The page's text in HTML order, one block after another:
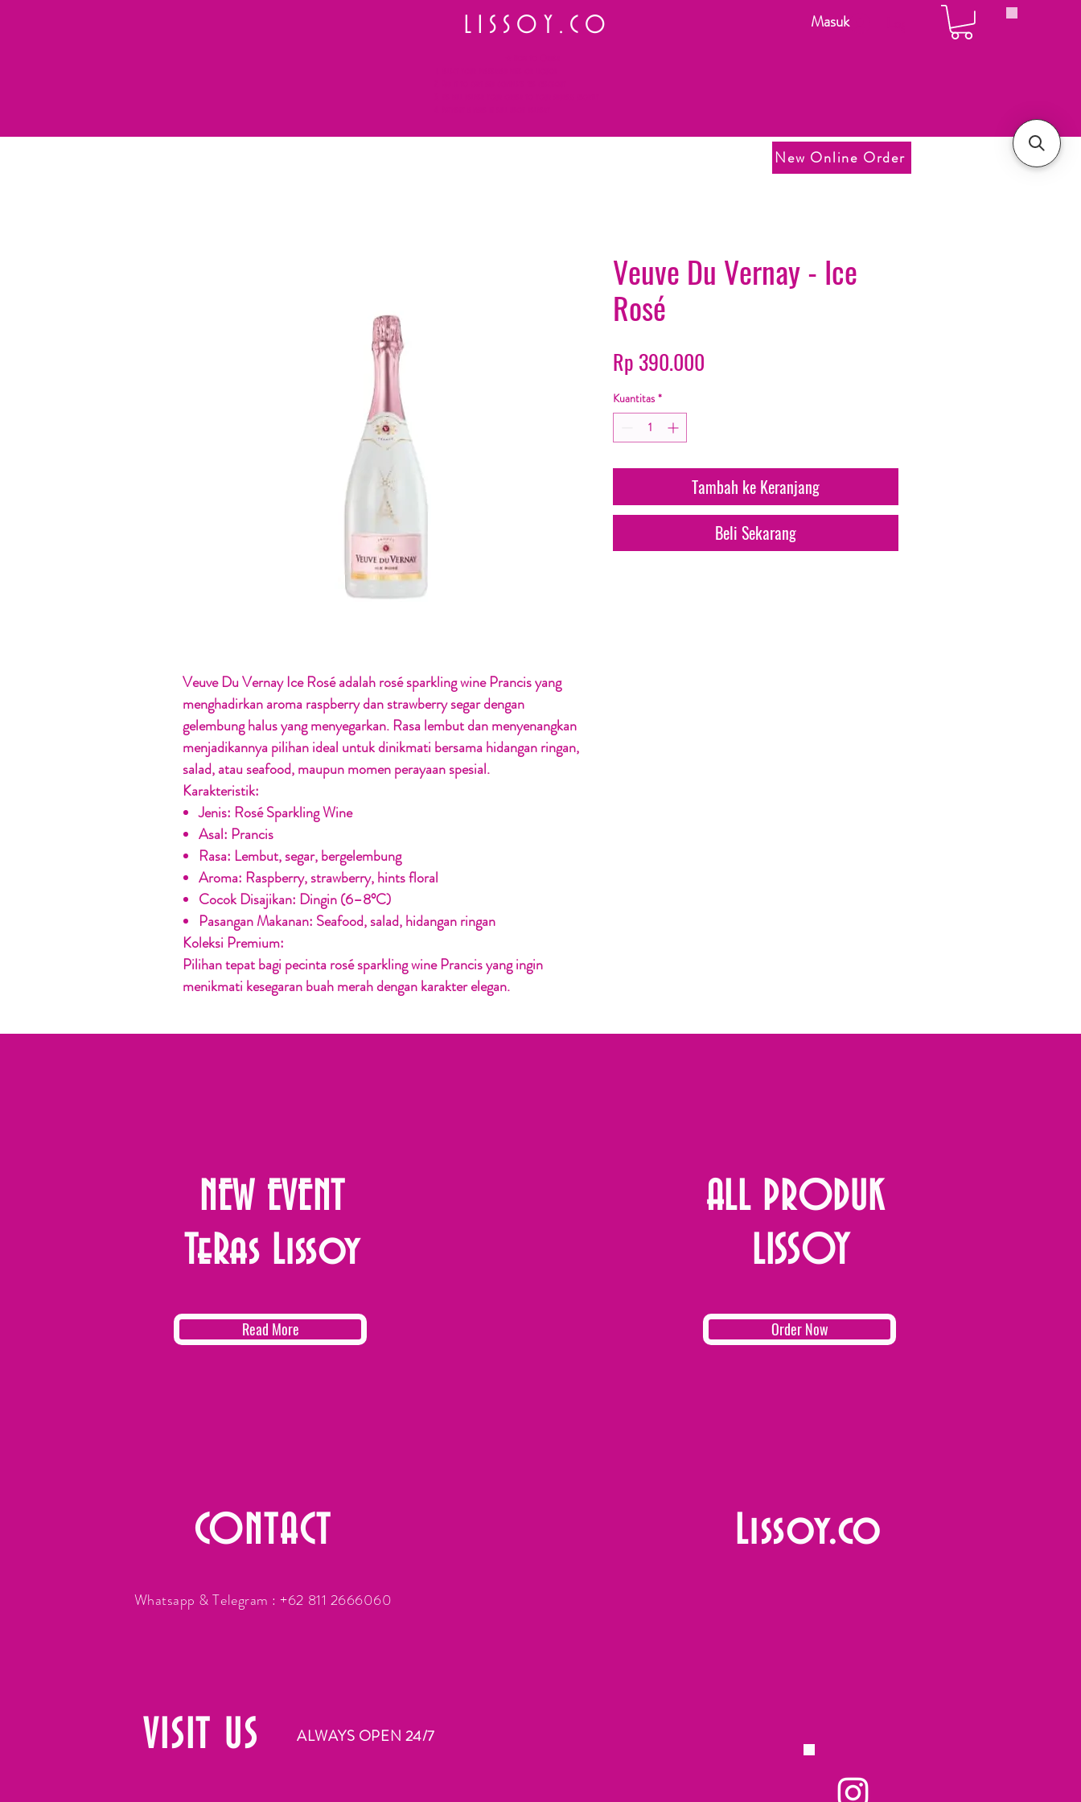
L I S S O Y . C O Masuk
Veuve Du Vernay Ice Roséadalah rosé sparkling wine Prancis yang
menghadirkan aroma raspberry dan strawberry segar dengan
gelembung halus yang menyegarkan. Rasa lembut dan menyenangkan
menjadikannya pilihan ideal untuk dinikmati bersama hidangan ringan,
salad, atau seafood, maupun momen perayaan spesial.
Karakteristik:
Jenis: Rosé Sparkling Wine
Asal: Prancis
Rasa: Lembut, segar, bergelembung
Aroma: Raspberry, strawberry, hints floral
Cocok Disajikan: Dingin (6–8°C)
Pasangan Makanan: Seafood, salad, hidangan ringan
Koleksi Premium:
Pilihan tepat bagi pecinta rosé sparkling wine Prancis yang ingin
menikmati kesegaran buah merah dengan karakter elegan.
Veuve Du Vernay - Ice
Rosé
Rp 390.000
Kuantitas *
Tambah ke Keranjang
Beli Sekarang
New Online Order
NEW EVENT
TeRas Lissoy
Read More
ALL PRODUK
LISSOY
Order Now
CONTACT
Whatsapp & Telegram : +62 811 2666060
Lissoy.co
VISIT US ALWAYS OPEN 24/7